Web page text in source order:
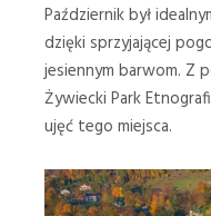
Październik był
dzięki sprzyjającej
jesiennym barwom. Z
Żywiecki Park
ujęć tego miejsca.